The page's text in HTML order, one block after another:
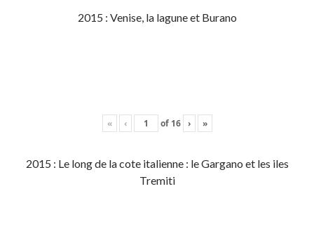
2015 : Venise, la lagune et Burano
« ‹ of 16 › »
2015 : Le long de la cote italienne : le Gargano et les iles
Tremiti